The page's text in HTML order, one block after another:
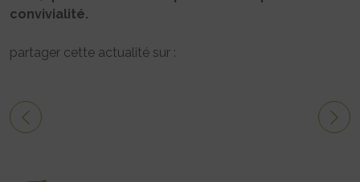
convivialité.
partager cette actualité sur :